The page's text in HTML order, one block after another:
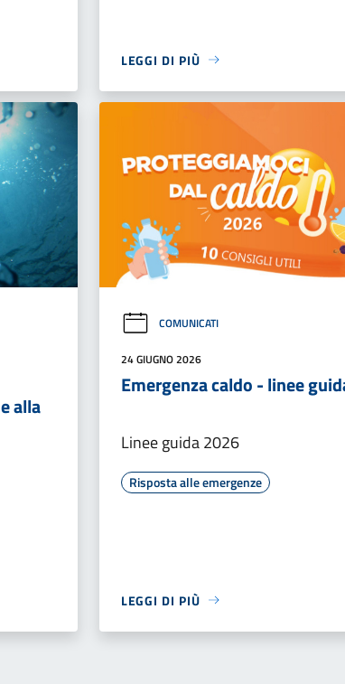
LEGGI DI PIÙ
alla
COMUNICATI
24 GIUGNO 2026
Emergenza caldo - linee
Linee guida 2026
Risposta alle emergenze
LEGGI DI PIÙ